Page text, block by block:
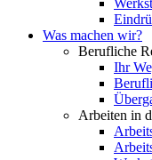
Was machen wir?
Berufliche
Ihr
Arbeiten in